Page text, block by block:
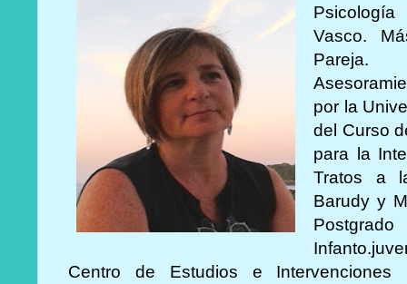
Vasco.
Pareja.
por la
del Curso
para la
Tratos a
Barudy y
Centro de Estudios e Intervenciones